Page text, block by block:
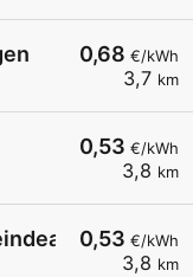
0,68 €/kWh
3,7 km
0,53 €/kWh
3,8 km
0,53 €/kWh
3,8 km
AC1